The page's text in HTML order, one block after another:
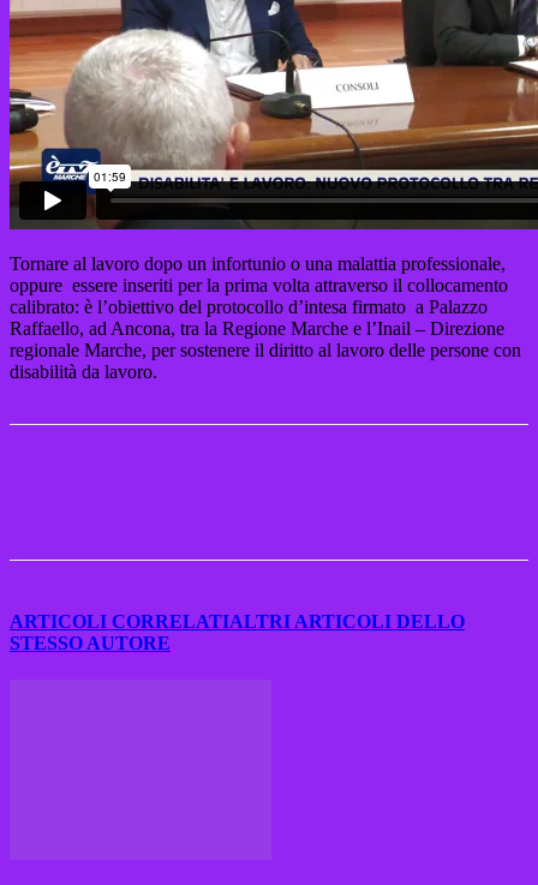
Tornare al lavoro dopo un infortunio o una malattia professionale,
oppure essere inseriti per la prima volta attraverso il collocamento
calibrato: è l’obiettivo del protocollo d’intesa firmato a Palazzo
Raffaello, ad Ancona, tra la Regione Marche e l’Inail – Direzione
regionale Marche, per sostenere il diritto al lavoro delle persone con
disabilità da lavoro.
ARTICOLI CORRELATIALTRI ARTICOLI DELLO
STESSO AUTORE